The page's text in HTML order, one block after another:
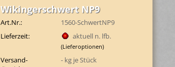
Wi­kin­ger­schwert NP9
Art.Nr.:
1560-SchwertNP9
Lieferzeit:
aktuell n. lfb.
(Lieferoptionen)
Versand-
-kg je Stück